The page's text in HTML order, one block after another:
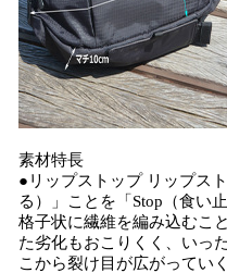
素材特長
●リップストップ リップス
る）」ことを「Stop（食い
格子状に繊維を編み込むこ
た劣化もおこりくく、いっ
こから裂け目が広がってい